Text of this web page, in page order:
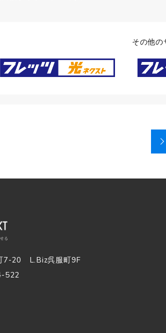
その他の
7-20 L.Biz呉服町9F
522